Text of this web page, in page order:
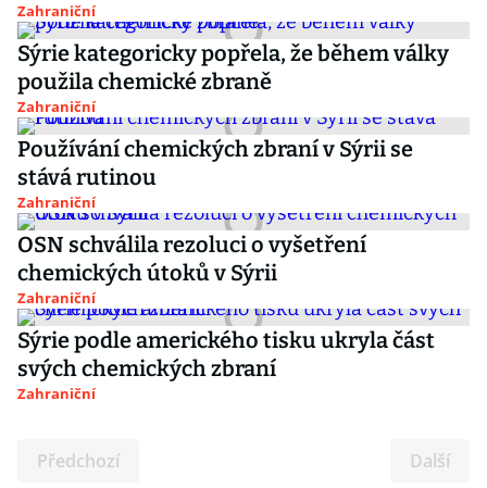
Zahraniční
Sýrie kategoricky popřela, že během války
použila chemické zbraně
Zahraniční
Používání chemických zbraní v Sýrii se
stává rutinou
Zahraniční
OSN schválila rezoluci o vyšetření
chemických útoků v Sýrii
Zahraniční
Sýrie podle amerického tisku ukryla část
svých chemických zbraní
Zahraniční
Předchozí Další